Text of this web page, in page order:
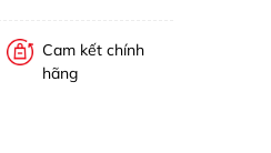
Cam kết chính
hãng